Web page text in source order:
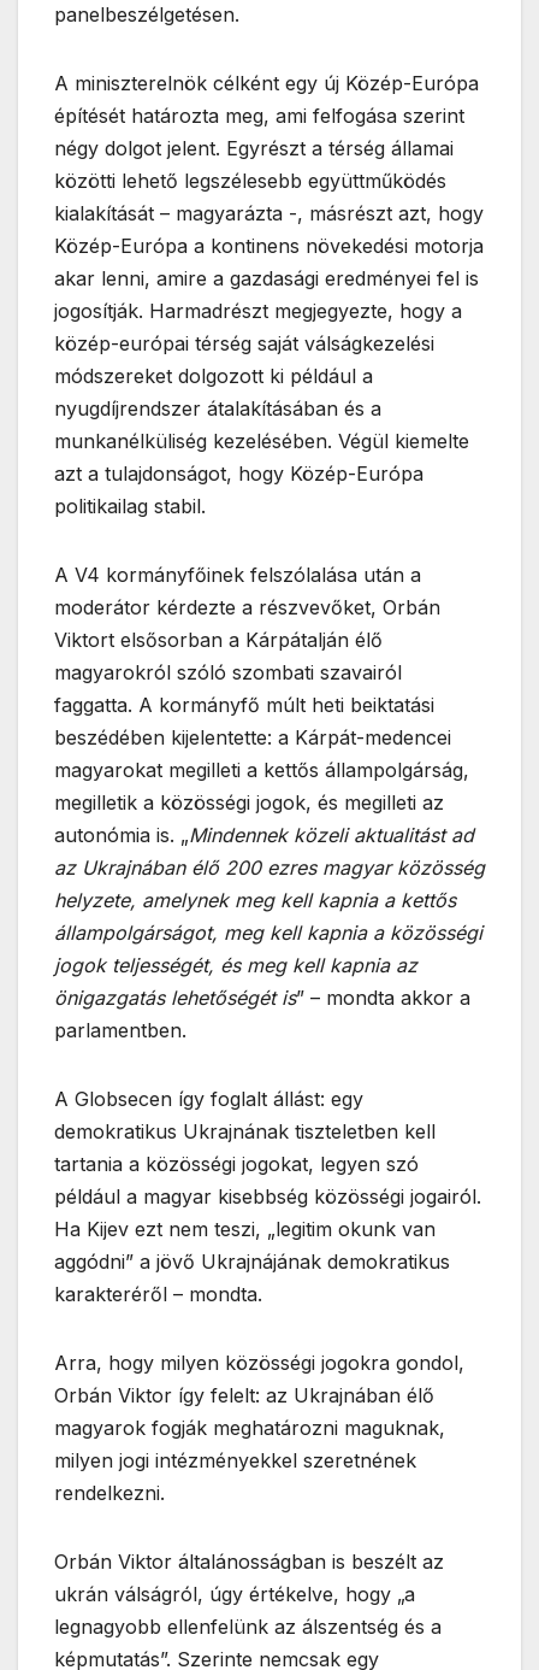
panelbeszélgetésen.
A miniszterelnök célként egy új Közép-Európa
építését határozta meg, ami felfogása szerint
négy dolgot jelent. Egyrészt a térség államai
közötti lehető legszélesebb együttműködés
kialakítását – magyarázta -, másrészt azt, hogy
Közép-Európa a kontinens növekedési motorja
akar lenni, amire a gazdasági eredményei fel is
jogosítják. Harmadrészt megjegyezte, hogy a
közép-európai térség saját válságkezelési
módszereket dolgozott ki például a
nyugdíjrendszer átalakításában és a
munkanélküliség kezelésében. Végül kiemelte
azt a tulajdonságot, hogy Közép-Európa
politikailag stabil.
A V4 kormányfőinek felszólalása után a
moderátor kérdezte a részvevőket, Orbán
Viktort elsősorban a Kárpátalján élő
magyarokról szóló szombati szavairól
faggatta. A kormányfő múlt heti beiktatási
beszédében kijelentette: a Kárpát-medencei
magyarokat megilleti a kettős állampolgárság,
megilletik a közösségi jogok, és megilleti az
autonómia is. „Mindennek közeli aktualitást ad
az Ukrajnában élő 200 ezres magyar közösség
helyzete, amelynek meg kell kapnia a kettős
állampolgárságot, meg kell kapnia a közösségi
jogok teljességét, és meg kell kapnia az
önigazgatás lehetőségét is” – mondta akkor a
parlamentben.
A Globsecen így foglalt állást: egy
demokratikus Ukrajnának tiszteletben kell
tartania a közösségi jogokat, legyen szó
például a magyar kisebbség közösségi jogairól.
Ha Kijev ezt nem teszi, „legitim okunk van
aggódni” a jövő Ukrajnájának demokratikus
karakteréről – mondta.
Arra, hogy milyen közösségi jogokra gondol,
Orbán Viktor így felelt: az Ukrajnában élő
magyarok fogják meghatározni maguknak,
milyen jogi intézményekkel szeretnének
rendelkezni.
Orbán Viktor általánosságban is beszélt az
ukrán válságról, úgy értékelve, hogy „a
legnagyobb ellenfelünk az álszentség és a
képmutatás”. Szerinte nemcsak egy